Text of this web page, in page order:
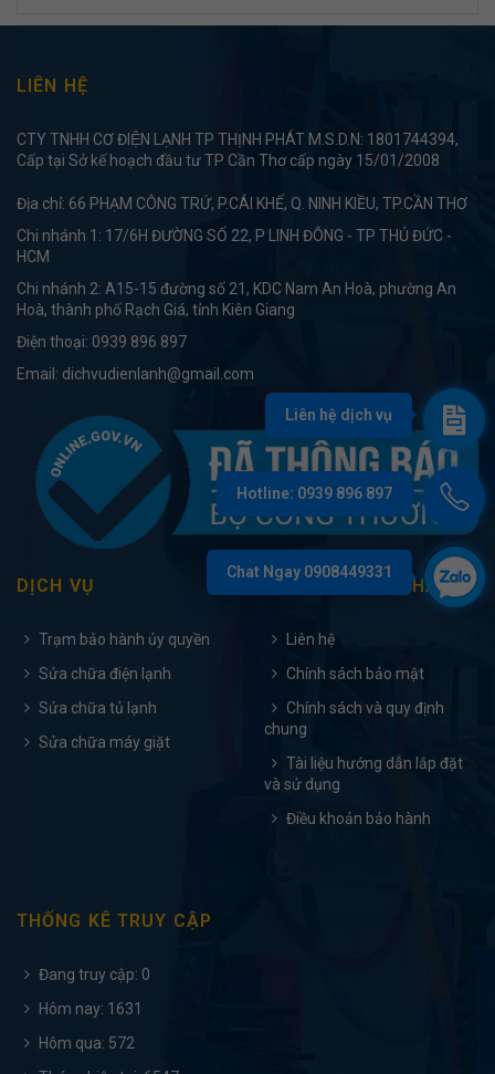
LIÊN HỆ
CTY TNHH CƠ ĐIỆN LẠNH TP THỊNH PHÁT M.S.D.N: 1801744394,
Cấp tại Sở kế hoạch đầu tư TP Cần Thơ cấp ngày 15/01/2008
Địa chỉ: 66 PHẠM CÔNG TRỨ, P.CÁI KHẾ, Q. NINH KIỀU, TP.CẦN THƠ
Chi nhánh 1: 17/6H ĐƯỜNG SỐ 22, P LINH ĐÔNG - TP THỦ ĐỨC -
HCM
Chi nhánh 2: A15-15 đường số 21, KDC Nam An Hoà, phường An
Hoà, thành phố Rạch Giá, tỉnh Kiên Giang
Điện thoại: 0939 896 897
Email: dichvudienlanh@gmail.com
DỊCH VỤ
Trạm bảo hành ủy quyền
Sửa chữa điện lạnh
Sửa chữa tủ lạnh
Sửa chữa máy giặt
HỖ TRỢ KHÁCH HÀNG
Liên hệ
Chính sách bảo mật
Chính sách và quy định
chung
Tài liệu hướng dẫn lắp đặt
và sử dụng
Điều khoản bảo hành
THỐNG KÊ TRUY CẬP
Đang truy cập: 0
Hôm nay: 1631
Hôm qua: 572